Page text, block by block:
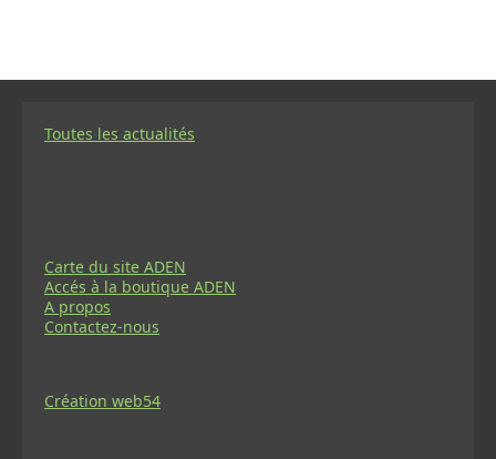
Toutes les actualités
Carte du site ADEN
Accés à la boutique ADEN
A propos
Contactez-nous
Création web54